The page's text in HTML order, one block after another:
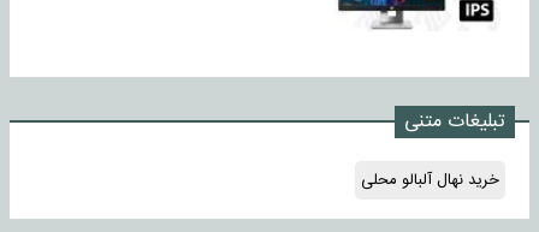
تبلیغات متنی
خرید نهال آلبالو محلی